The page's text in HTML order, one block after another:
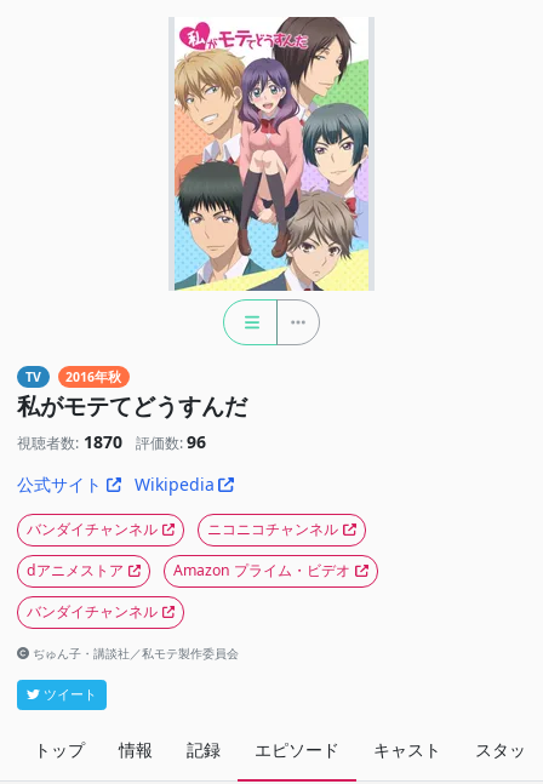
TV 2016年秋
私がモテてどうすんだ
視聴者数: 1870 評価数: 96
公式サイト
Wikipedia
バンダイチャンネル
ニコニコチャンネル
dアニメストア
Amazon プライム・ビデオ
バンダイチャンネル
ぢゅん子・講談社／私モテ製作委員会
ツイート
トップ 情報 記録 エピソード キャスト スタッフ